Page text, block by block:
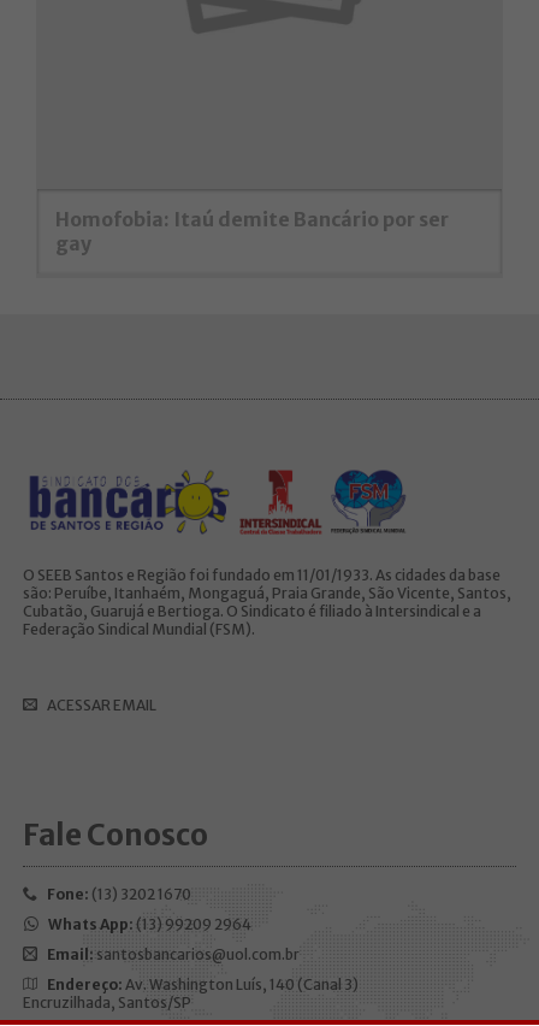
Homofobia: Itaú demite Bancário por ser
gay
O SEEB Santos e Região foi fundado em 11/01/1933. As cidades da base
são: Peruíbe, Itanhaém, Mongaguá, Praia Grande, São Vicente, Santos,
Cubatão, Guarujá e Bertioga. O Sindicato é filiado à Intersindical e a
Federação Sindical Mundial (FSM).
ACESSAR EMAIL
Fale Conosco
Fone: (13) 3202 1670
Whats App: (13) 99209 2964
Email: santosbancarios@uol.com.br
Endereço: Av. Washington Luís, 140 (Canal 3)
Encruzilhada, Santos/SP